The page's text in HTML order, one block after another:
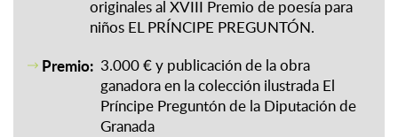
originales al XVIII Premio de poesía para
niños EL PRÍNCIPE PREGUNTÓN.
Premio: 3.000 € y publicación de la obra
ganadora en la colección ilustrada El
Príncipe Preguntón de la Diputación de
Granada